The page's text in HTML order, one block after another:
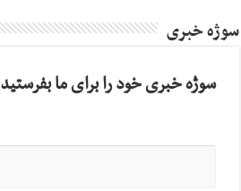
سوژه خبری
سوژه خبری خود را برای ما بفرستید